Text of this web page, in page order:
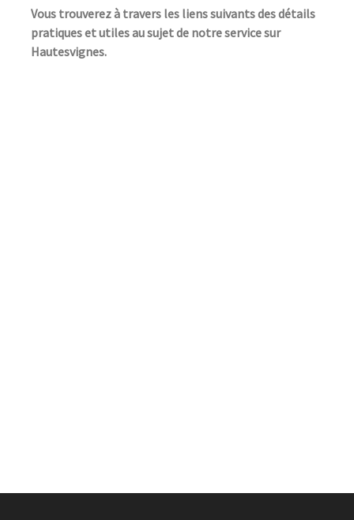
Vous trouverez à travers les liens suivants des détails
pratiques et utiles au sujet de notre service sur
Hautesvignes.